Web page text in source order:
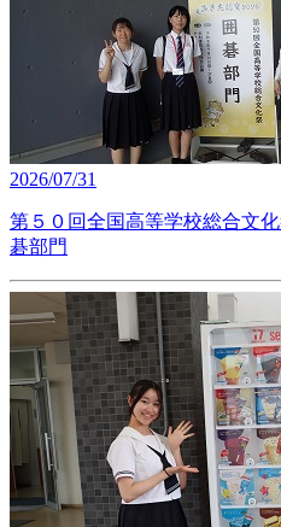
2026/07/31
第５０回全国高等学校総合文
碁部門